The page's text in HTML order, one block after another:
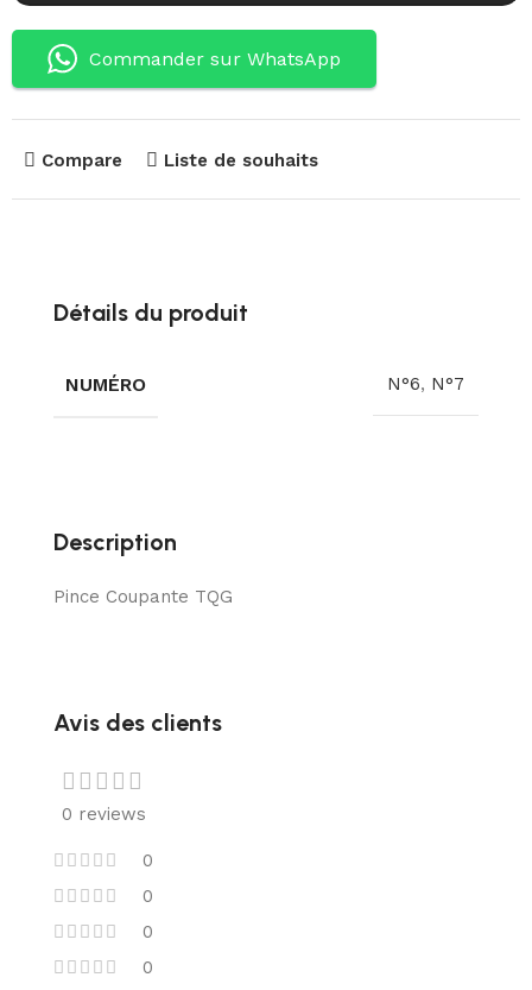
Commander sur WhatsApp
Compare Liste de souhaits
Détails du produit
NUMÉRO N°6, N°7
Description
Pince Coupante TQG
Avis des clients
0 reviews
0
0
0
0